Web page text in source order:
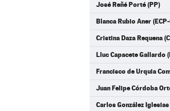
José Reñé Porté (PP)
Blanca Rubio Aner
Cristina Daza Requena
Lluc Capacete Gallardo
Francisco de Urquia
Juan Felipe Córdoba
Carlos González Iglesias